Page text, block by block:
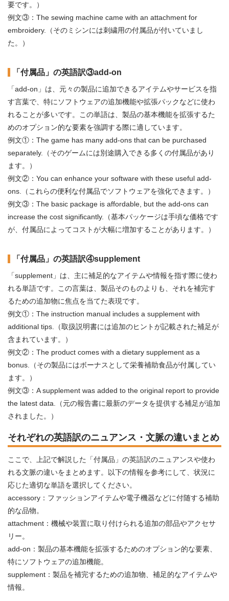
要です。）
例文③：The sewing machine came with an attachment for
embroidery.（そのミシンには刺繍用の付属品が付いていまし
た。）
「付属品」の英語訳③add-on
「add-on」は、元々の製品に追加できるアイテムやサービスを指
す言葉で、特にソフトウェアの追加機能や拡張パックなどに使わ
れることが多いです。この単語は、製品の基本機能を拡張するた
めのオプション的な要素を強調する際に適しています。
例文①：The game has many add-ons that can be purchased
separately.（そのゲームには別途購入できる多くの付属品があり
ます。）
例文②：You can enhance your software with these useful add-
ons.（これらの便利な付属品でソフトウェアを強化できます。）
例文③：The basic package is affordable, but the add-ons can
increase the cost significantly.（基本パッケージは手頃な価格です
が、付属品によってコストが大幅に増加することがあります。）
「付属品」の英語訳④supplement
「supplement」は、主に補足的なアイテムや情報を指す際に使わ
れる単語です。この言葉は、製品そのものよりも、それを補完す
るための追加物に焦点を当てた表現です。
例文①：The instruction manual includes a supplement with
additional tips.（取扱説明書には追加のヒントが記載された補足が
含まれています。）
例文②：The product comes with a dietary supplement as a
bonus.（その製品にはボーナスとして栄養補助食品が付属してい
ます。）
例文③：A supplement was added to the original report to provide
the latest data.（元の報告書に最新のデータを提供する補足が追加
されました。）
それぞれの英語訳のニュアンス・文脈の違いまとめ
ここで、上記で解説した「付属品」の英語訳のニュアンスや使わ
れる文脈の違いをまとめます。以下の情報を参考にして、状況に
応じた適切な単語を選択してください。
accessory：ファッションアイテムや電子機器などに付随する補助
的な品物。
attachment：機械や装置に取り付けられる追加の部品やアクセサ
リー。
add-on：製品の基本機能を拡張するためのオプション的な要素、
特にソフトウェアの追加機能。
supplement：製品を補完するための追加物、補足的なアイテムや
情報。